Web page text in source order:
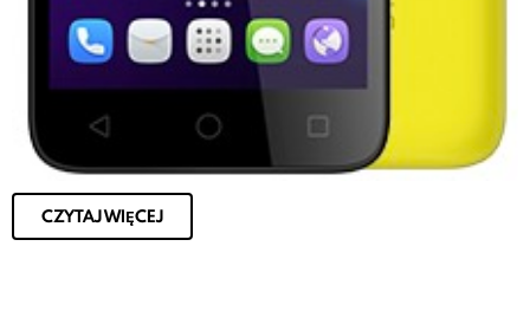
CZYTAJ WIĘCEJ